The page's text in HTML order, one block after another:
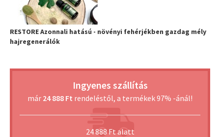
RESTORE Azonnali hatású - növényi fehérjékben gazdag mély
hajregenerálók
Ingyenes szállítás
már 24 888 Ft rendeléstől, a termékek 97% -ánál!
24 888 Ft alatt